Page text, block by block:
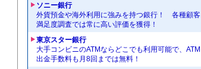
ソニー銀行
外貨預金や海外利用に強みを持つ銀行！ 各種顧客
満足度調査では常に高い評価を獲得！
東京スター銀行
大手コンビニのATMならどこでも利用可能で、ATM
出金手数料も月8回までは無料！